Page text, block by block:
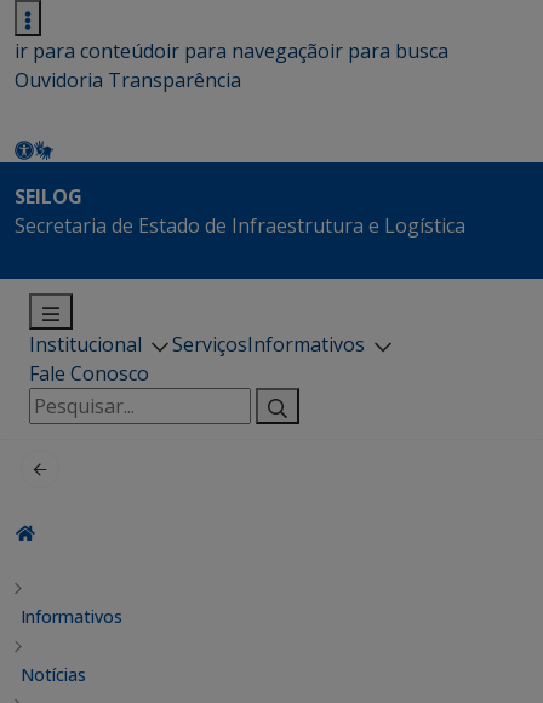
ir para conteúdoir para navegaçãoir para busca
Ouvidoria Transparência
SEILOG
Secretaria de Estado de Infraestrutura e Logística
Institucional ServiçosInformativos
Fale Conosco
Pesquisar
por:
Informativos
Notícias